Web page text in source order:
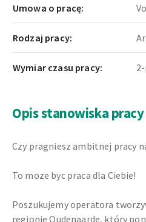
Umowa o pracę:
Rodzaj pracy:
Wymiar czasu pracy:
Opis stanowiska pracy
Czy pragniesz ambitnej pracy
To moze byc praca dla Ciebie!
Poszukujemy operatora
regionie Oudenaarde, który